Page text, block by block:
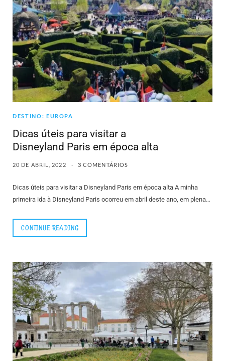
DESTINO: EUROPA
Dicas úteis para visitar a
Disneyland Paris em época alta
20 DE ABRIL, 2022 3 COMENTÁRIOS
Dicas úteis para visitar a Disneyland Paris em época alta A minha
primeira ida à Disneyland Paris ocorreu em abril deste ano, em plena…
CONTINUE READING